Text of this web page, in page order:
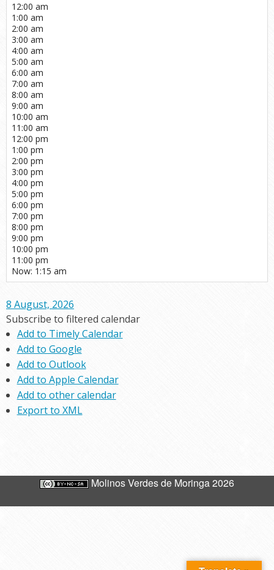
12:00 am
1:00 am
2:00 am
3:00 am
4:00 am
5:00 am
6:00 am
7:00 am
8:00 am
9:00 am
10:00 am
11:00 am
12:00 pm
1:00 pm
2:00 pm
3:00 pm
4:00 pm
5:00 pm
6:00 pm
7:00 pm
8:00 pm
9:00 pm
10:00 pm
11:00 pm
Now: 1:15 am
8 August, 2026
Subscribe to filtered calendar
Add to Timely Calendar
Add to Google
Add to Outlook
Add to Apple Calendar
Add to other calendar
Export to XML
Molinos Verdes de Moringa 2026